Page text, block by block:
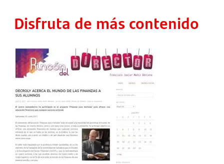
Disfruta de más contenido